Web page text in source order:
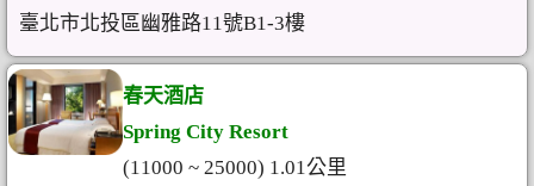
臺北市北投區幽雅路11號B1-3樓
春天酒店
Spring City Resort
(11000 ~ 25000) 1.01公里